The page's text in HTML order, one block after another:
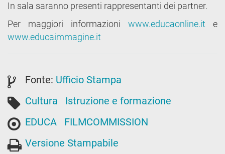
In sala saranno presenti rappresentanti dei partner.
Per maggiori informazioni www.educaonline.it e
www.educaimmagine.it
Fonte: Ufficio Stampa
Cultura
Istruzione e formazione
EDUCA
FILMCOMMISSION
Versione Stampabile